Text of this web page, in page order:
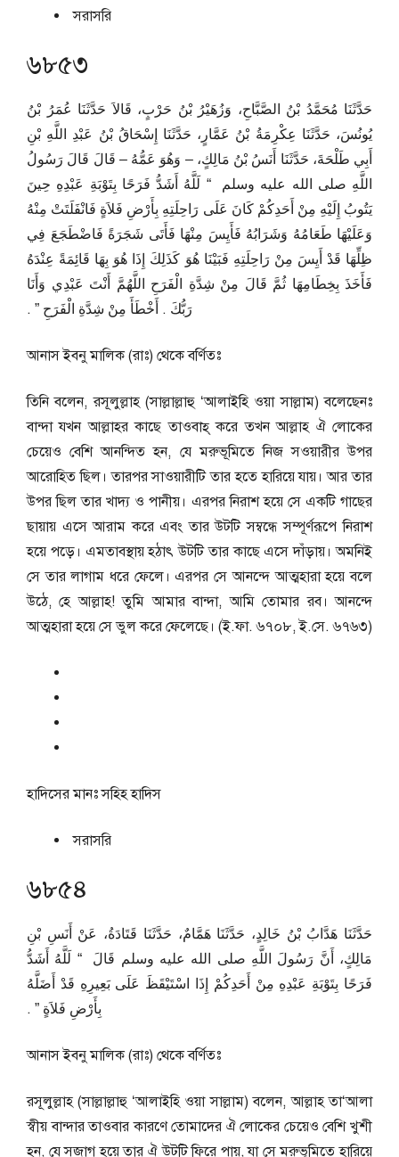
সরাসরি
৬৮৫৩
حَدَّثَنَا مُحَمَّدُ بْنُ الصَّبَّاحِ، وَزُهَيْرُ بْنُ حَرْبٍ، قَالاَ حَدَّثَنَا عُمَرُ بْنُ
يُونُسَ، حَدَّثَنَا عِكْرِمَةُ بْنُ عَمَّارٍ، حَدَّثَنَا إِسْحَاقُ بْنُ عَبْدِ اللَّهِ بْنِ
أَبِي طَلْحَةَ، حَدَّثَنَا أَنَسُ بْنُ مَالِكٍ، – وَهُوَ عَمُّهُ – قَالَ قَالَ رَسُولُ
اللَّهِ صلى الله عليه وسلم ‏ “‏ لَلَّهُ أَشَدُّ فَرَحًا بِتَوْبَةِ عَبْدِهِ حِينَ
يَتُوبُ إِلَيْهِ مِنْ أَحَدِكُمْ كَانَ عَلَى رَاحِلَتِهِ بِأَرْضِ فَلاَةٍ فَانْفَلَتَتْ مِنْهُ
وَعَلَيْهَا طَعَامُهُ وَشَرَابُهُ فَأَيِسَ مِنْهَا فَأَتَى شَجَرَةً فَاضْطَجَعَ فِي
ظِلِّهَا قَدْ أَيِسَ مِنْ رَاحِلَتِهِ فَبَيْنَا هُوَ كَذَلِكَ إِذَا هُوَ بِهَا قَائِمَةً عِنْدَهُ
فَأَخَذَ بِخِطَامِهَا ثُمَّ قَالَ مِنْ شِدَّةِ الْفَرَحِ اللَّهُمَّ أَنْتَ عَبْدِي وَأَنَا
رَبُّكَ ‏.‏ أَخْطَأَ مِنْ شِدَّةِ الْفَرَحِ ‏”‏ ‏.‏
আনাস ইবনু মালিক (রাঃ) থেকে বর্ণিতঃ
তিনি বলেন, রসূলুল্লাহ (সাল্লাল্লাহু ‘আলাইহি ওয়া সাল্লাম) বলেছেনঃ
বান্দা যখন আল্লাহর কাছে তাওবাহ্‌ করে তখন আল্লাহ ঐ লোকের
চেয়েও বেশি আনন্দিত হন, যে মরুভূমিতে নিজ সওয়ারীর উপর
আরোহিত ছিল। তারপর সাওয়ারীটি তার হতে হারিয়ে যায়। আর তার
উপর ছিল তার খাদ্য ও পানীয়। এরপর নিরাশ হয়ে সে একটি গাছের
ছায়ায় এসে আরাম করে এবং তার উটটি সম্বন্ধে সম্পূর্ণরূপে নিরাশ
হয়ে পড়ে। এমতাবস্থায় হঠাৎ উটটি তার কাছে এসে দাঁড়ায়। অমনিই
সে তার লাগাম ধরে ফেলে। এরপর সে আনন্দে আত্মহারা হয়ে বলে
উঠে, হে আল্লাহ! তুমি আমার বান্দা, আমি তোমার রব। আনন্দে
আত্মহারা হয়ে সে ভুল করে ফেলেছে। (ই.ফা. ৬৭০৮, ই.সে. ৬৭৬৩)
হাদিসের মানঃসহিহ হাদিস
সরাসরি
৬৮৫৪
حَدَّثَنَا هَدَّابُ بْنُ خَالِدٍ، حَدَّثَنَا هَمَّامٌ، حَدَّثَنَا قَتَادَةُ، عَنْ أَنَسِ بْنِ
مَالِكٍ، أَنَّ رَسُولَ اللَّهِ صلى الله عليه وسلم قَالَ ‏ “‏ لَلَّهُ أَشَدُّ
فَرَحًا بِتَوْبَةِ عَبْدِهِ مِنْ أَحَدِكُمْ إِذَا اسْتَيْقَظَ عَلَى بَعِيرِهِ قَدْ أَضَلَّهُ
بِأَرْضِ فَلاَةٍ ‏”‏ ‏.‏
আনাস ইবনু মালিক (রাঃ) থেকে বর্ণিতঃ
রসূলুল্লাহ (সাল্লাল্লাহু ‘আলাইহি ওয়া সাল্লাম) বলেন, আল্লাহ তা‘আলা
স্বীয় বান্দার তাওবার কারণে তোমাদের ঐ লোকের চেয়েও বেশি খুশী
হন, যে সজাগ হয়ে তার ঐ উটটি ফিরে পায়, যা সে মরুভূমিতে হারিয়ে